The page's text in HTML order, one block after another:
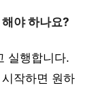
야 하나요?
실행합니다.
작하면 원하